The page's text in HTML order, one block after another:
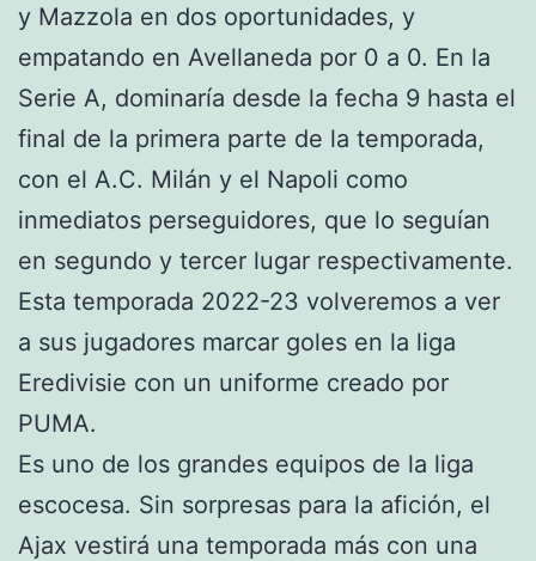
y Mazzola en dos oportunidades, y
empatando en Avellaneda por 0 a 0. En la
Serie A, dominaría desde la fecha 9 hasta el
final de la primera parte de la temporada,
con el A.C. Milán y el Napoli como
inmediatos perseguidores, que lo seguían
en segundo y tercer lugar respectivamente.
Esta temporada 2022-23 volveremos a ver
a sus jugadores marcar goles en la liga
Eredivisie con un uniforme creado por
PUMA.
Es uno de los grandes equipos de la liga
escocesa. Sin sorpresas para la afición, el
Ajax vestirá una temporada más con una